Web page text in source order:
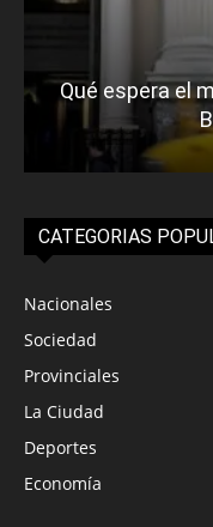
Qué espera el
CATEGORIAS
Nacionales
Sociedad
Provinciales
La Ciudad
Deportes
Economía